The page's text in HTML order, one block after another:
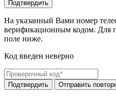
На указанный Вами номер
верификационным кодом. Для
поле ниже.
Код введен неверно